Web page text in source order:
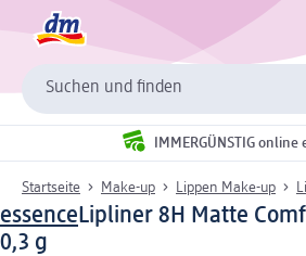
Suchen und finden
IMMERGÜNSTIG
Startseite Make-up Lippen Make-up
essenceLipliner 8H Matte
0,3 g